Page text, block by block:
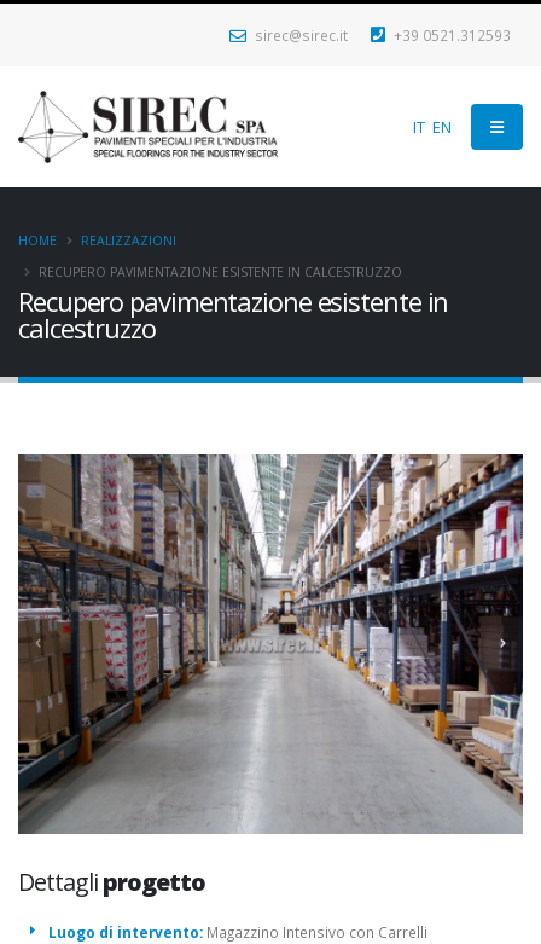
sirec@sirec.it +39 0521.312593
IT EN
Recupero pavimentazione esistente in
calcestruzzo
HOME
REALIZZAZIONI
RECUPERO PAVIMENTAZIONE ESISTENTE IN CALCESTRUZZO
Dettagliprogetto
Luogo di intervento: Magazzino Intensivo con Carrelli